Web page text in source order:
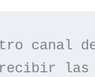
canal
las